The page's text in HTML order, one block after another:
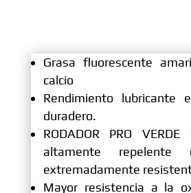
Grasa fluorescente
calcio
Rendimiento lubricante
duradero.
RODADOR PRO
altamente
extremadamente
Mayor resistencia a la